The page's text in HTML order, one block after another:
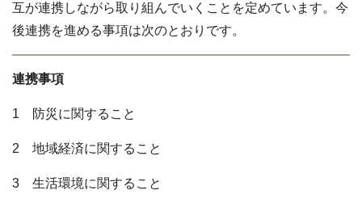
互が連携しながら取り組んでいくことを定めています。今
後連携を進める事項は次のとおりです。
連携事項
1 防災に関すること
2 地域経済に関すること
3 生活環境に関すること